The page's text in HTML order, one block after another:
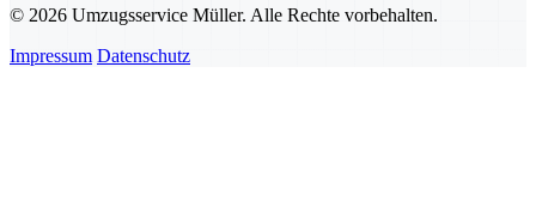
© 2026 Umzugsservice Müller. Alle Rechte vorbehalten.
Impressum Datenschutz